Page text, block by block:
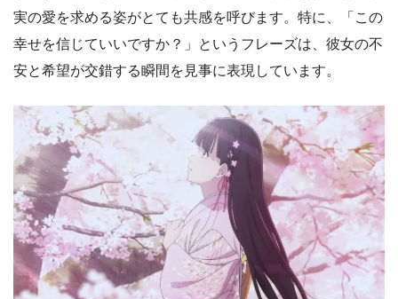
実の愛を求める姿がとても共感を呼びます。特に、「この
幸せを信じていいですか？」というフレーズは、彼女の不
安と希望が交錯する瞬間を見事に表現しています。